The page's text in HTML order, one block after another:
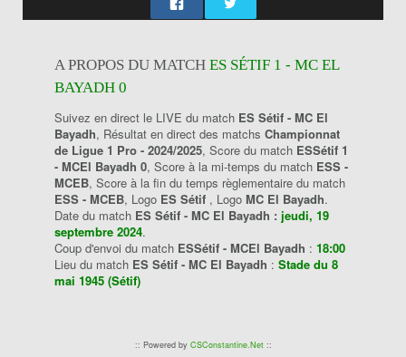
A PROPOS DU MATCH ES SÉTIF 1 - MC EL
BAYADH 0
Suivez en direct le LIVE du match ES Sétif - MC El
Bayadh, Résultat en direct des matchs Championnat
de Ligue 1 Pro - 2024/2025, Score du match ESSétif 1
- MCEl Bayadh 0, Score à la mi-temps du match ESS -
MCEB, Score à la fin du temps règlementaire du match
ESS - MCEB, Logo ES Sétif , Logo MC El Bayadh.
Date du match ES Sétif - MC El Bayadh : jeudi, 19
septembre 2024.
Coup d'envoi du match ESSétif - MCEl Bayadh : 18:00
Lieu du match ES Sétif - MC El Bayadh : Stade du 8
mai 1945 (Sétif)
:: Powered by CSConstantine.Net::